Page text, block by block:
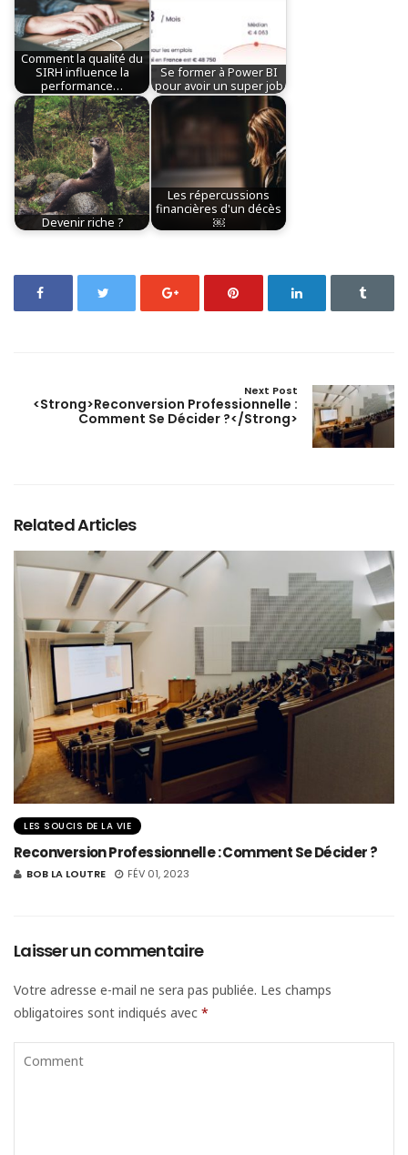
Comment la qualité du
SIRH influence la
performance…
Se former à Power BI
pour avoir un super job
Devenir riche ?
Les répercussions
financières d'un décès
￼
Next Post
<strong>Reconversion Professionnelle :
Comment Se Décider ?</strong>
Related Articles
LES SOUCIS DE LA VIE
Reconversion Professionnelle : Comment Se Décider ?
BOB LA LOUTRE FÉV 01, 2023
Laisser un commentaire
Votre adresse e-mail ne sera pas publiée. Les champs
obligatoires sont indiqués avec *